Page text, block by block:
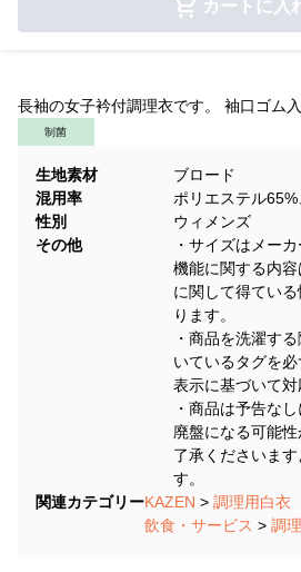
カートに入
長袖の女子衿付調理衣です。 袖口ゴム
制菌
生地素材
ブロード
混用率
ポリエステル
性別
ウィメンズ
その他
・サイズはメー
機能に関する内
に関して得てい
ります。
・商品を洗濯す
いているタグを
表示に基づいて対
・商品は予告な
廃盤になる可能
了承くださいま
す。
関連カテゴリーKAZEN > 調理用白衣
飲食・サービス > 調